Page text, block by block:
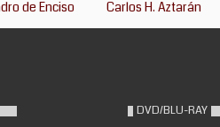
de Enciso Carlos H. Aztarán
DVD/BLU-RAY